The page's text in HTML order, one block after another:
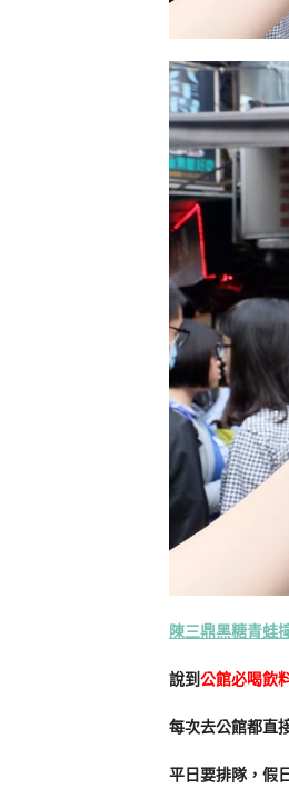
陳三鼎黑糖青蛙
說到公館必喝飲
每次去公館都直
平日要排隊，假